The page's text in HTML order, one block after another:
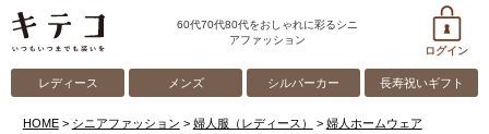
60代70代80代をおしゃれに彩るシニ
アファッション
ログイン
レディース メンズ シルバーカー 長寿祝いギフト
HOME シニアファッション 婦人服（レディース）
婦人ホームウェア